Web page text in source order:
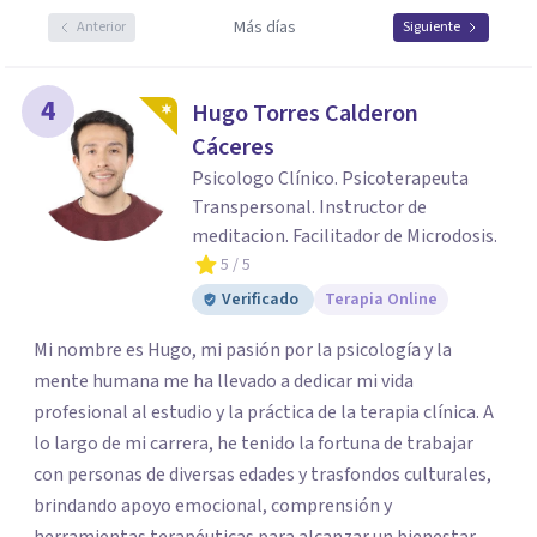
Anterior Más días Siguiente
4
Hugo Torres Calderon
Cáceres
Psicologo Clínico. Psicoterapeuta
Transpersonal. Instructor de
meditacion. Facilitador de Microdosis.
5 / 5
Verificado
Terapia Online
Mi nombre es Hugo, mi pasión por la psicología y la
mente humana me ha llevado a dedicar mi vida
profesional al estudio y la práctica de la terapia clínica. A
lo largo de mi carrera, he tenido la fortuna de trabajar
con personas de diversas edades y trasfondos culturales,
brindando apoyo emocional, comprensión y